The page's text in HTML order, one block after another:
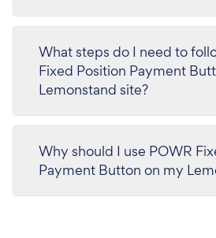
What steps do I need to
Fixed Position Payment
Lemonstand site?
Why should I use POWR
Payment Button on my